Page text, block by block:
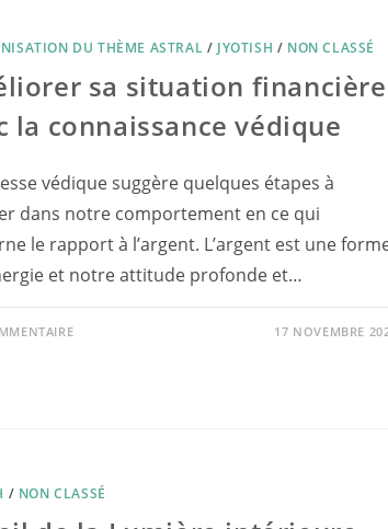
DU THÈME ASTRAL /JYOTISH / NON CLASSÉ
sa situation financière
la connaissance védique
védique suggère quelques étapes à
dans notre comportement en ce qui
le rapport à l’argent. L’argent est une
et notre attitude profonde et…
17 NOVEMBRE
/ NON CLASSÉ